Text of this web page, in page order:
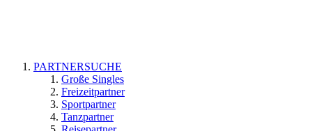
PARTNERSUCHE
Große Singles
Freizeitpartner
Sportpartner
Tanzpartner